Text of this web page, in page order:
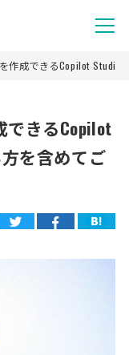
作成できるCopilot Studio
できるCopilot
を含めてご